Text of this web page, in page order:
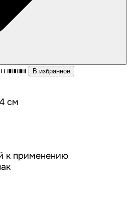
В избранное
см
к применению